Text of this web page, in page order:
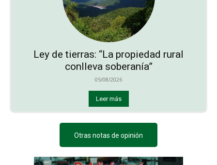
Ley de tierras: “La propiedad rural
conlleva soberanía”
05/08/2026
Leer más
Otras notas de opinión